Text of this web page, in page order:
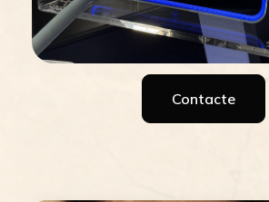
Contacte